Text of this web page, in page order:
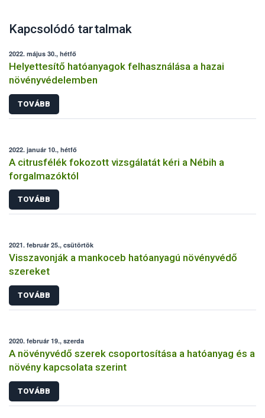
Kapcsolódó tartalmak
2022. május 30., hétfő
Helyettesítő hatóanyagok felhasználása a hazai
növényvédelemben
TOVÁBB
2022. január 10., hétfő
A citrusfélék fokozott vizsgálatát kéri a Nébih a
forgalmazóktól
TOVÁBB
2021. február 25., csütörtök
Visszavonják a mankoceb hatóanyagú növényvédő
szereket
TOVÁBB
2020. február 19., szerda
A növényvédő szerek csoportosítása a hatóanyag és a
növény kapcsolata szerint
TOVÁBB